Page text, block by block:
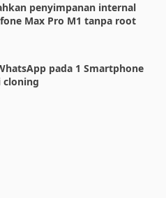
penyimpanan internal
Max Pro M1 tanpa root
pada 1 Smartphone
cloning